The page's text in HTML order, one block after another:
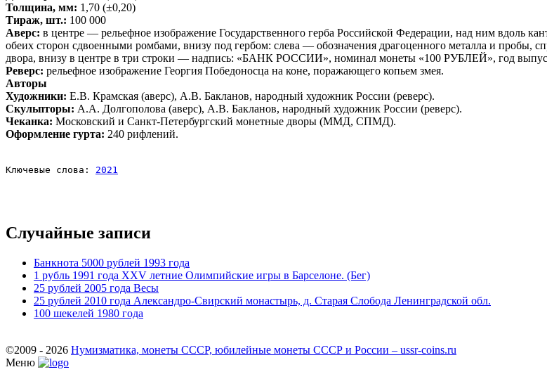
Толщина, мм: 1,70 (±0,20)
Тираж, шт.: 100 000
Аверс: в центре — рельефное изображение Государственного герба Российской Федерации, над ним
обеих сторон сдвоенными ромбами, внизу под гербом: слева — обозначения драгоценного металла и пробы,
двора, внизу в центре в три строки — надпись: «БАНК РОССИИ», номинал монеты «100 РУБЛЕЙ», год
Реверс: рельефное изображение Георгия Победоносца на коне, поражающего копьем змея.
Авторы
Художники: Е.В. Крамская (аверс), А.В. Бакланов, народный художник России (реверс).
Скульпторы: А.А. Долгополова (аверс), А.В. Бакланов, народный художник России (реверс).
Чеканка: Московский и Санкт-Петербургский монетные дворы (ММД, СПМД).
Оформление гурта: 240 рифлений.
Ключевые слова: 2021
Случайные записи
Банкнота 5000 рублей 1993 года
1 рубль 1991 года XXV летние Олимпийские игры в Барселоне. (Бег)
25 рублей 2005 года Весы
25 рублей 2010 года Александро-Свирский монастырь, д. Старая Слобода Ленинградской обл.
100 шекелей 1980 года
©2009 - 2026 Нумизматика, монеты СССР, юбилейные монеты СССР и России – ussr-coins.ru
Меню